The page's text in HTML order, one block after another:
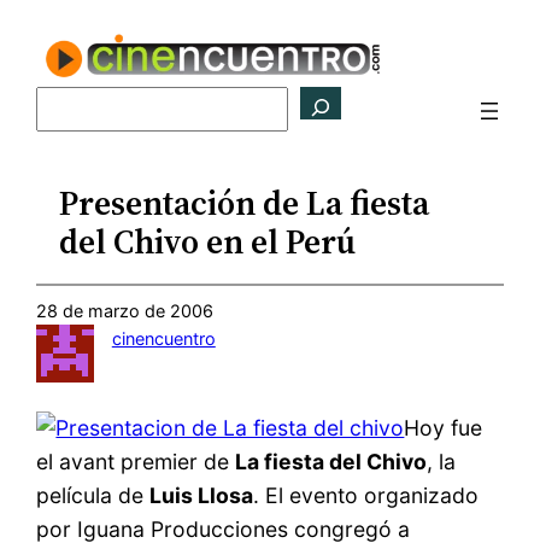
contenido
Presentación de La fiesta
del Chivo en el Perú
28 de marzo de 2006
cinencuentro
Hoy fue
el avant premier de La fiesta del Chivo, la
película de Luis Llosa. El evento organizado
por Iguana Producciones congregó a